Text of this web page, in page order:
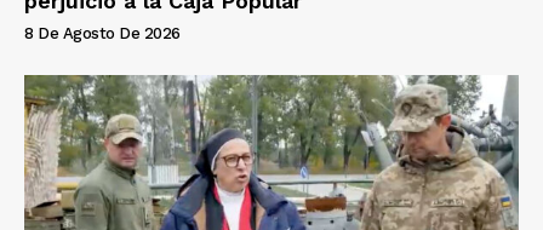
8 De Agosto De 2026